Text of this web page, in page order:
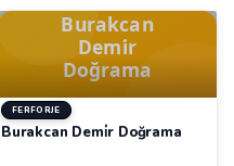
FERFORJE
Burakcan Demi̇r Doğrama